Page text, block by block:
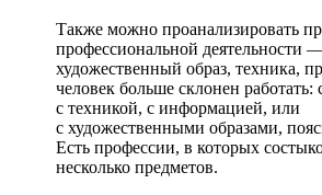
Также можно проанализировать
профессиональной деятельности
художественный образ, техника,
человек больше склонен работать:
с техникой, с информацией, или
с художественными образами,
Есть профессии, в которых
несколько предметов.